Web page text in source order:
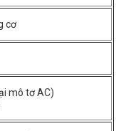
cơ
mô tơ AC)